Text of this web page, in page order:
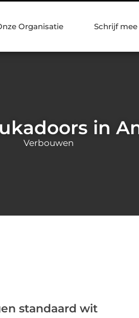
Organisatie Schrijf mee
in
Verbouwen
standaard wit